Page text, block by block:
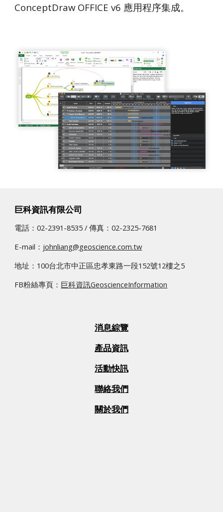
ConceptDraw OFFICE v6 應用程序集成。
巨科資訊有限公司
電話：02-2391-8535 / 傳真：02­-2325-7681
E-mail： johnliang@geoscience.com.tw
地址：100台北市中正區忠孝東路一段152號12樓之5
FB粉絲專頁： 巨科資訊GeoscienceInformation
消息綜覽
產品資訊
活動快訊
聯絡我們
關於我們